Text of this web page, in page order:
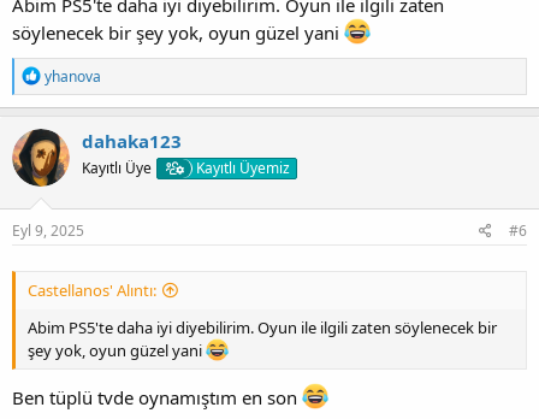
Abim PS5'te daha iyi diyebilirim. Oyun ile ilgili zaten
söylenecek bir şey yok, oyun güzel yani
T
e
p
k
i
l
e
r
yhanova
dahaka123
Kayıtlı Üye Kayıtlı Üyemiz
Eyl 9, 2025 #6
Castellanos' Alıntı:
Abim PS5'te daha iyi diyebilirim. Oyun ile ilgili zaten söylenecek bir
şey yok, oyun güzel yani
Ben tüplü tvde oynamıştım en son